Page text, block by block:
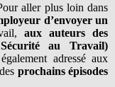
aller plus loin dans
d’envoyer un
aux auteurs des
au Travail)
adressé aux
prochains épisodes